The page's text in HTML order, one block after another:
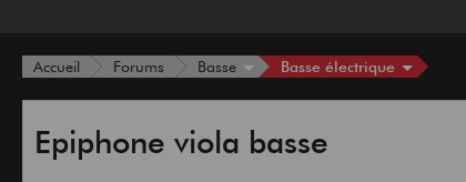
Accueil Forums Basse Basse électrique
Epiphone viola basse